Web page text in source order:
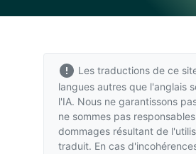
Les traductions de ce
langues autres que l'anglais
l'IA. Nous ne garantissons
ne sommes pas
dommages résultant de
traduit. En cas